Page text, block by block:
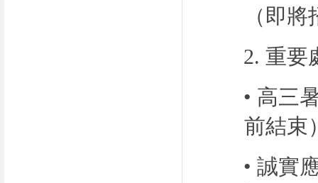
（即
2. 重要
• 高三
前結束
• 誠實